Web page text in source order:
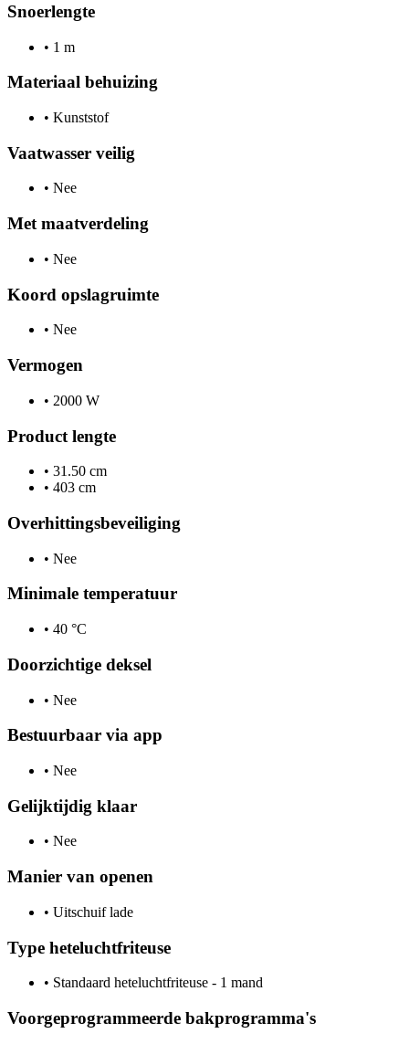
Snoerlengte
• 1 m
Materiaal behuizing
• Kunststof
Vaatwasser veilig
• Nee
Met maatverdeling
• Nee
Koord opslagruimte
• Nee
Vermogen
• 2000 W
Product lengte
• 31.50 cm
• 403 cm
Overhittingsbeveiliging
• Nee
Minimale temperatuur
• 40 °C
Doorzichtige deksel
• Nee
Bestuurbaar via app
• Nee
Gelijktijdig klaar
• Nee
Manier van openen
• Uitschuif lade
Type heteluchtfriteuse
• Standaard heteluchtfriteuse - 1 mand
Voorgeprogrammeerde bakprogramma's